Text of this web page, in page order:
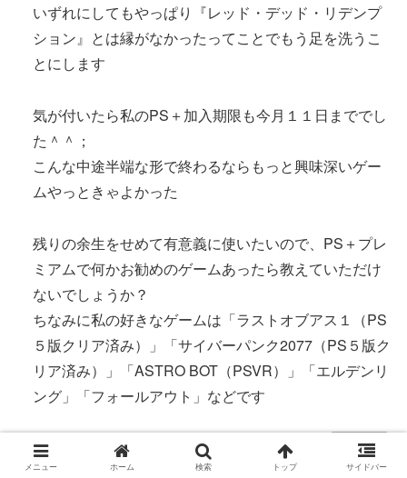
いずれにしてもやっぱり『レッド・デッド・リデンプ
ション』とは縁がなかったってことでもう足を洗うこ
とにします
気が付いたら私のPS＋加入期限も今月１１日まででし
た＾＾；
こんな中途半端な形で終わるならもっと興味深いゲー
ムやっときゃよかった
残りの余生をせめて有意義に使いたいので、PS＋プレ
ミアムで何かお勧めのゲームあったら教えていただけ
ないでしょうか？
ちなみに私の好きなゲームは「ラストオブアス１（PS
５版クリア済み）」「サイバーパンク2077（PS５版ク
リア済み）」「ASTRO BOT（PSVR）」「エルデンリ
ング」「フォールアウト」などです
返信
メニュー ホーム 検索 トップ サイドバー